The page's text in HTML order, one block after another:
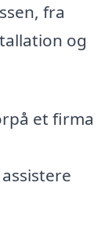
fra
og
et firma